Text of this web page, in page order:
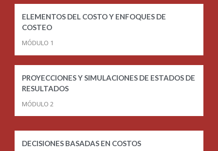
ELEMENTOS DEL COSTO Y ENFOQUES DE
COSTEO
MÓDULO 1
PROYECCIONES Y SIMULACIONES DE ESTADOS DE
RESULTADOS
MÓDULO 2
DECISIONES BASADAS EN COSTOS